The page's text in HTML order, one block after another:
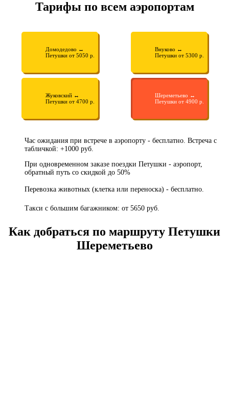
Тарифы по всем аэропортам
Домодедово ↔
Петушки от 5050 р.
Внуково ↔
Петушки от 5300 р.
Жуковский ↔
Петушки от 4700 р.
Шереметьево ↔
Петушки от 4900 р.
Час ожидания при встрече в аэропорту - бесплатно. Встреча с
табличкой: +1000 руб.
При одновременном заказе поездки Петушки - аэропорт,
обратный путь со скидкой до 50%
Перевозка животных (клетка или переноска) - бесплатно.
Такси с большим багажником: от 5650 руб.
Как добраться по маршруту Петушки
Шереметьево